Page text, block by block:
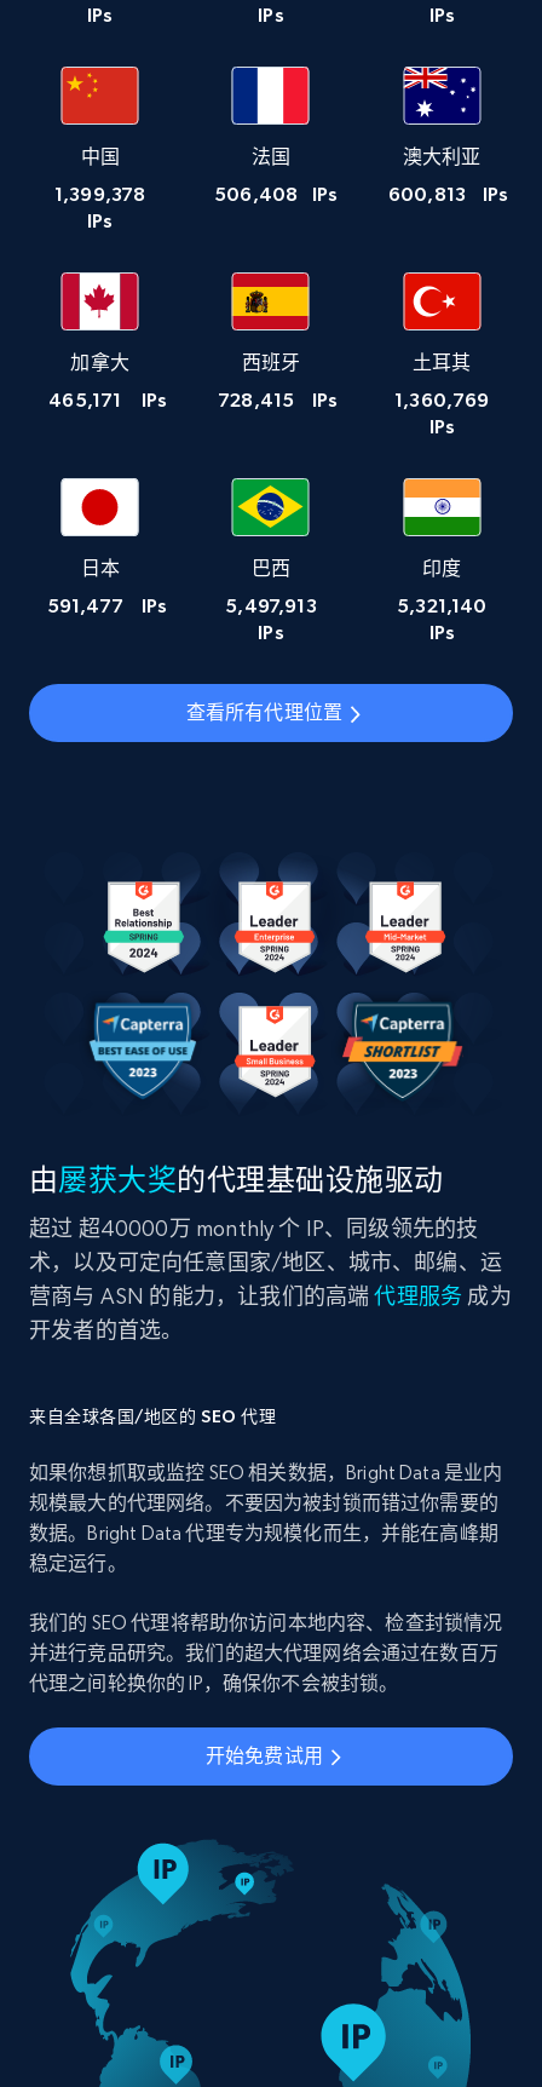
IPs
IPs
IPs
中国
1,399,378
IPs
法国
506,408 IPs
澳大利亚
600,813 IPs
加拿大
465,171 IPs
西班牙
728,415 IPs
土耳其
1,360,769
IPs
日本
591,477 IPs
巴西
5,497,913
IPs
印度
5,321,140
IPs
查看所有代理位置
由屡获大奖的代理基础设施驱动
超过 超40000万 monthly 个 IP、同级领先的技
术，以及可定向任意国家/地区、城市、邮编、运
营商与 ASN 的能力，让我们的高端代理服务 成为
开发者的首选。
来自全球各国/地区的 SEO 代理
如果你想抓取或监控 SEO 相关数据，Bright Data 是业内
规模最大的代理网络。不要因为被封锁而错过你需要的
数据。Bright Data 代理专为规模化而生，并能在高峰期
稳定运行。
我们的 SEO 代理将帮助你访问本地内容、检查封锁情况
并进行竞品研究。我们的超大代理网络会通过在数百万
代理之间轮换你的 IP，确保你不会被封锁。
开始免费试用